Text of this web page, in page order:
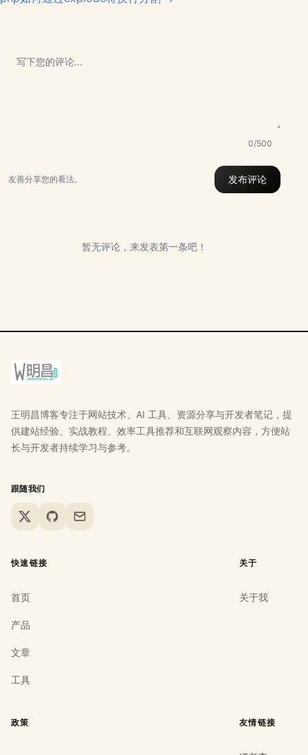
0/500
友善分享您的看法。 发布评论
暂无评论，来发表第一条吧！
王明昌博客专注于网站技术、AI 工具、资源分享与开发者笔记，提
供建站经验、实战教程、效率工具推荐和互联网观察内容，方便站
长与开发者持续学习与参考。
跟随我们
X GitHubEmail
快速链接
首页
产品
文章
工具
关于
关于我
政策 友情链接